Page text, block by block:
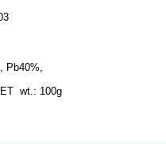
Pb40%,
wt.: 100g